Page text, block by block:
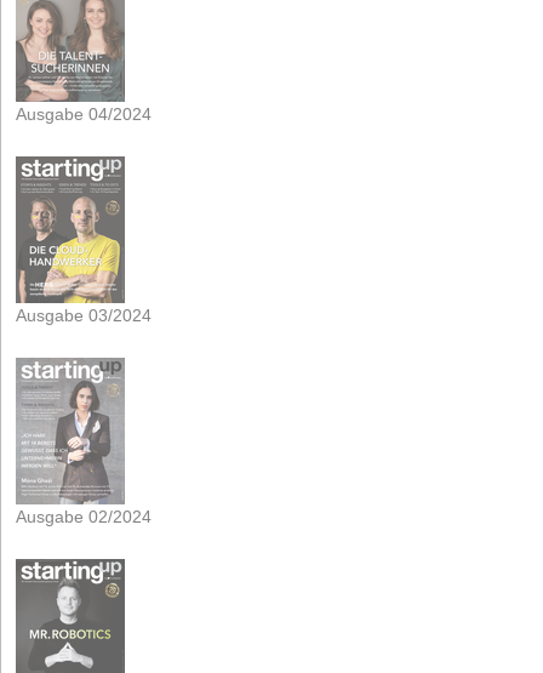
Ausgabe 04/2024
Ausgabe 03/2024
Ausgabe 02/2024